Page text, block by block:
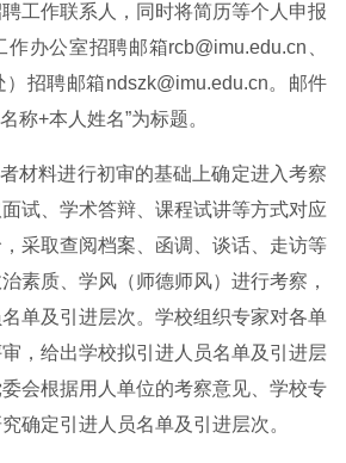
工作联系人，同时将简历等个人申报
办公室招聘邮箱rcb@imu.edu.cn、
招聘邮箱ndszk@imu.edu.cn。邮件
称+本人姓名”为标题。
材料进行初审的基础上确定进入考察
试、学术答辩、课程试讲等方式对应
采取查阅档案、函调、谈话、走访等
素质、学风（师德师风）进行考察，
单及引进层次。学校组织专家对各单
，给出学校拟引进人员名单及引进层
会根据用人单位的考察意见、学校专
确定引进人员名单及引进层次。